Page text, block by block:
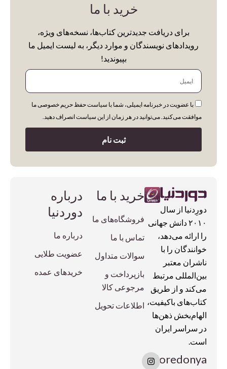
خرید با ما
برای دریافت جدیدترین کتاب‌ها، نسخه‌های ویژه،
رویدادهای نویسندگان و موارد دیگر، به لیست ایمیل ما
بپیوندید!
ایمیل
با عضویت در خبرنامه ایمیلی، شما با سیاست حفظ حریم خصوصی ما
موافقت می‌کنید. می‌توانید در هر زمان از این سیاست انصراف دهید.
ثبت نام
دورِدنیا از سال
۲۰۱۰ دانش جهانی
را ارائه می‌دهد،
خوانندگان را با
ناشران معتبر
بین‌المللی مرتبط
می‌کند و از طریق
کتاب‌های باکیفیت،
الهام‌بخش ذهن‌ها
در سراسر ایران
است.
doredonya
I
n
خرید با ما
فروشگاه‌های ما
تماس با ما
سوالات متداول
بازپرداخت و
مرجوعی کالا
اطلاعات تحویل
درباره
دوردنیا
درباره ما
عضویت طلایی
خریدهای عمده